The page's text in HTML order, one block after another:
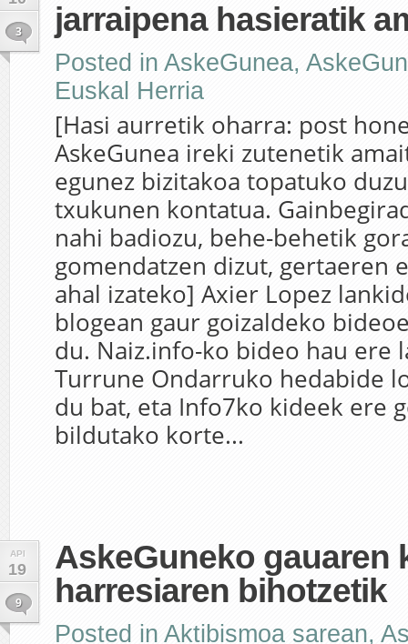
3
jarraipena hasieratik
Posted in AskeGunea,
Euskal Herria
[Hasi aurretik oharra: post
AskeGunea ireki zutenetik
egunez bizitakoa topatuko
txukunen kontatua.
nahi badiozu, behe-behetik
gomendatzen dizut, gertaeren
ahal izateko] Axier Lopez
blogean gaur goizaldeko
du. Naiz.info-ko bideo hau ere
Turrune Ondarruko hedabide
du bat, eta Info7ko kideek ere
bildutako korte...
API
19
9
AskeGuneko gauaren
harresiaren bihotzetik
Posted in Aktibismoa sarean,